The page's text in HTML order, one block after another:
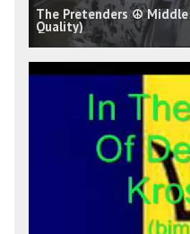
The Pretenders ☮
Quality)